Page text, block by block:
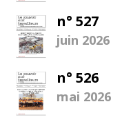
n° 527
juin 2026
n° 526
mai 2026